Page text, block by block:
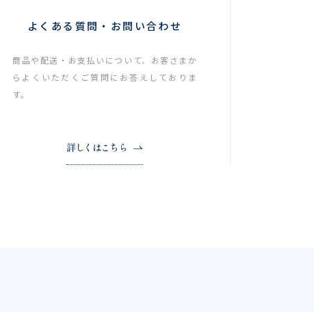
よくある質問・お問い合わせ
商品や配送・お支払いについて、お客さまか
らよくいただくご質問にお答えしておりま
す。
詳しくはこちら